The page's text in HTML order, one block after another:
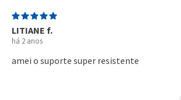
LITIANE f.
há 2 anos
amei o suporte super resistente